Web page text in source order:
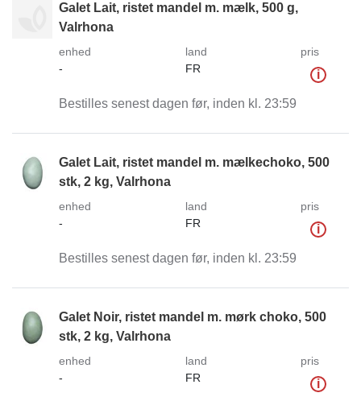
Galet Lait, ristet mandel m. mælk, 500 g,
Valrhona
enhed
-
land
FR
pris
i
Bestilles senest dagen før, inden kl. 23:59
Galet Lait, ristet mandel m. mælkechoko, 500
stk, 2 kg, Valrhona
enhed
-
land
FR
pris
i
Bestilles senest dagen før, inden kl. 23:59
Galet Noir, ristet mandel m. mørk choko, 500
stk, 2 kg, Valrhona
enhed
-
land
FR
pris
i